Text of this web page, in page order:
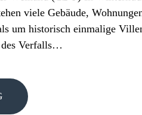
viele Gebäude,
um historisch einmalige
des Verfalls…